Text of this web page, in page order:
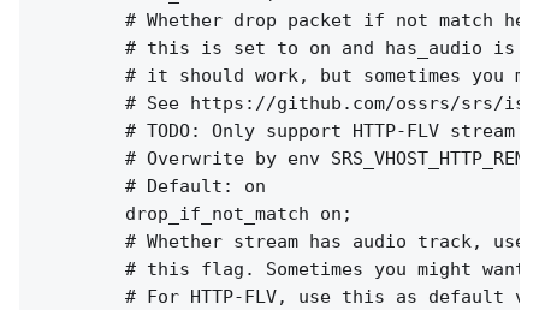
# Whether drop packet if not match
# this is set to on and has_audio is
# it should work, but sometimes you
# See https://github.com/ossrs/srs/
# TODO: Only support HTTP-FLV stream
# Overwrite by env
        # Default: on
        drop_if_not_match on;
# Whether stream has audio track,
# this flag. Sometimes you might
# For HTTP-FLV, use this as default